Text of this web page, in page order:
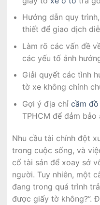
Hướng dẫn quy
thiết để giao dịch
Làm rõ các vấn đề
các yếu tố ảnh
Giải quyết các tình
tờ xe không chính
Gợi ý địa chỉ cầm đồ
TPHCM để đảm
Nhu cầu tài chính đột
trong cuộc sống, và
cố tài sản để xoay sở
người. Tuy nhiên, một
đang trong quá trình
được giấy tờ không?”.